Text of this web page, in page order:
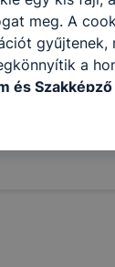
szakmai
meg. A
a
és Szakképző
azzal
hogy